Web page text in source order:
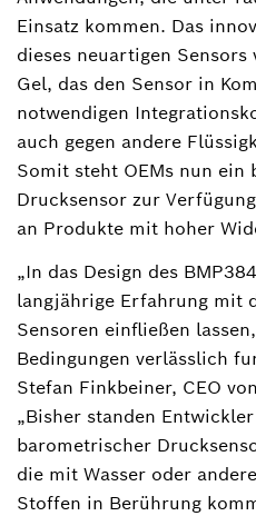
Einsatz kommen. Das
dieses neuartigen
Gel, das den Sensor in
notwendigen
auch gegen andere
Somit steht OEMs nun ein
Drucksensor zur
an Produkte mit hoher
„In das Design des
langjährige Erfahrung mit
Sensoren einfließen
Bedingungen verlässlich
Stefan Finkbeiner, CEO
„Bisher standen
barometrischer
die mit Wasser oder
Stoffen in Berührung